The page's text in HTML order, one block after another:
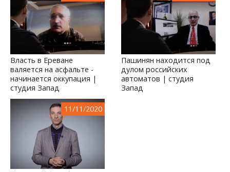
Власть в Ереване
валяется на асфальте -
начинается оккупация |
студия Запад
Пашинян находится под
дулом российских
автоматов | студия
Запад
11/11/2020